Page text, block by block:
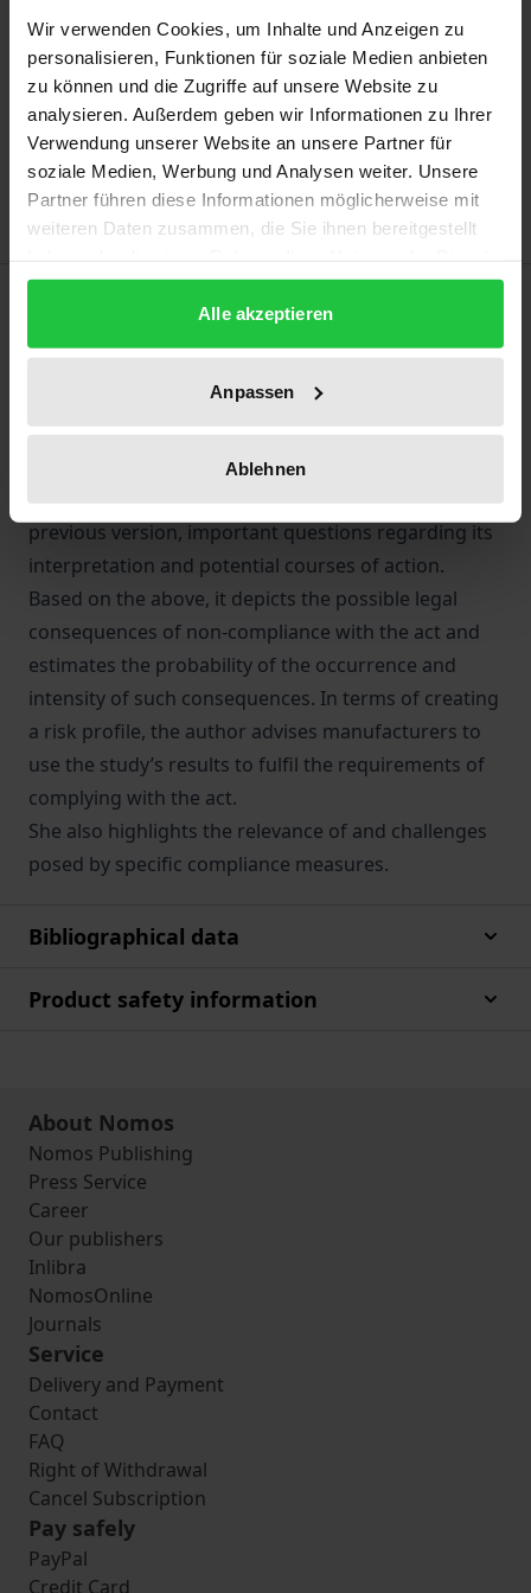
Wir verwenden Cookies, um Inhalte und Anzeigen zu
personalisieren, Funktionen für soziale Medien anbieten
zu können und die Zugriffe auf unsere Website zu
analysieren. Außerdem geben wir Informationen zu Ihrer
Verwendung unserer Website an unsere Partner für
soziale Medien, Werbung und Analysen weiter. Unsere
Partner führen diese Informationen möglicherweise mit
weiteren Daten zusammen, die Sie ihnen bereitgestellt
gesammelt haben.
Alle akzeptieren
Anpassen
Ablehnen
may vary at checkout.
Add to Cart
Add to Wish List
Delivery cost notice
This textbook provides a detailed overview of the
substantial responsibilities of manufacturers as
stipulated in the restructured German Electrical and
Electronic Equipment Act (ElektroG) of 2015.
The study discusses how the new act differs from its
previous version, important questions regarding its
interpretation and potential courses of action.
Based on the above, it depicts the possible legal
consequences of non-compliance with the act and
estimates the probability of the occurrence and
intensity of such consequences. In terms of creating
a risk profile, the author advises manufacturers to
use the study’s results to fulfil the requirements of
complying with the act.
She also highlights the relevance of and challenges
posed by specific compliance measures.
Bibliographical data
Product safety information
About Nomos
Nomos Publishing
Press Service
Career
Our publishers
Inlibra
NomosOnline
Journals
Service
Delivery and Payment
Contact
FAQ
Right of Withdrawal
Cancel Subscription
Pay safely
PayPal
Credit Card